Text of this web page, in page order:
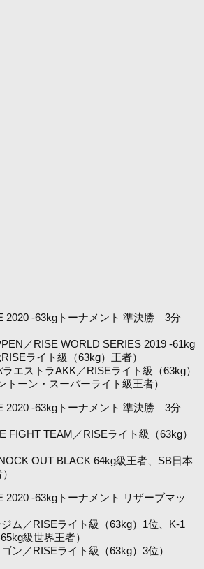
2020 -63kgトーナメント 準決勝 3分
／RISE WORLD SERIES 2019 -61kg
ライト級（63kg）王者）
エストラAKK／RISEライト級（63kg）
トーン・スーパーライト級王者）
2020 -63kgトーナメント 準決勝 3分
FIGHT TEAM／RISEライト級（63kg）
OUT BLACK 64kg級王者、SB日本
2020 -63kgトーナメント リザーブマッ
ム／RISEライト級（63kg）1位、K-1
級世界王者）
ン／RISEライト級（63kg）3位）